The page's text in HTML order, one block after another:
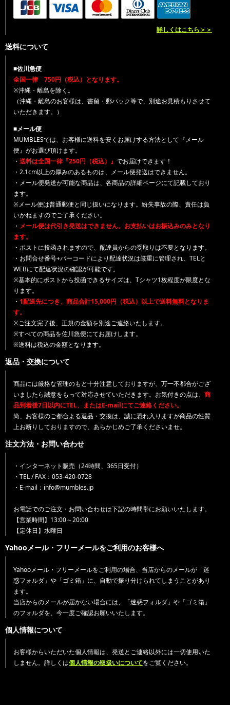
詳しくはこちら＞＞
送料について
■佐川急便
全国一律 750円（税込）となります。
※沖縄・離島を除く。
（沖縄・離島のお客様は、書留・郵パック等で、別途お見積もりさせて
いただきます。）
■メール便
MUMBLESでは、お客様に送料を安くお届けする方法として『メール
便』がお選び頂けます。
・ 送料は全国一律『250円（税込）』 でお届けできます！
・2.1cm以上の厚みのあるものは、メール便発送はできません。
・メール便発送が可能な商品は、各商品の詳細ページにて記載しており
ます。
※メール便は普通郵便と同じ扱いになります。紛失事故の際、責任は負
いかねますのでご了承ください。
・ メール便は代引き発送はできません。お支払いはお振込みのみとなり
ます。
・ポストに投函されますので、配達員からの受取りは不要となります。
・お問合せ番号+バーコードにより配達状況は厳重に管理され、TELと
WEBにて配達状況の確認が可能です。
※基本的にポストから投函できるサイズは、Tシャツ1枚程度が限度とな
ります。
・ 1配送先につき、商品合計15,000円（税込）以上で送料無料となりま
す。
※ご注文完了後、正規の金額を別途ご連絡いたします。
※すべての商品を佐川急便にてお届けします。
※送料は税込の金額となります。
返品・交換について
商品には厳格な管理のもと十分注意しておりますが、万一不都合がござ
いましたら誠意をもって対応させていただきます。お気付きの点は、 商
品到着後7日以内にTEL、またはE-mailにてご連絡ください。
尚、お客様のご都合よる返品・交換は、誠に恐れ入りますが商品の性質
上お断りしておりますので、あらかじめご了承くださいませ。
注文方法・お問い合わせ
・インターネット販売（24時間、365日受付）
・TEL / FAX：053-420-0728
・E-mail：info@mumbles.jp
お電話でのご注文・お問い合わせは下記の時間帯にお願いいたします。
【営業時間】13:00～20:00
【定休日】水曜日
Yahooメール・フリーメールをご利用のお客様へ
Yahooメール・フリーメールをご利用の場合、当店からのメールが「迷
惑フォルダ」や「ゴミ箱」に、自動で振り分けられてしまうことがあり
ます。
当店からのメールが届かない場合には、「迷惑フォルダ」や「ゴミ箱」
のフォルダを、今一度ご確認お願いいたします。
個人情報について
お客様からいただいた個人情報は、発送とご連絡以外には一切使用いた
しません。詳しくは個人情報の取扱いについてをご覧ください。